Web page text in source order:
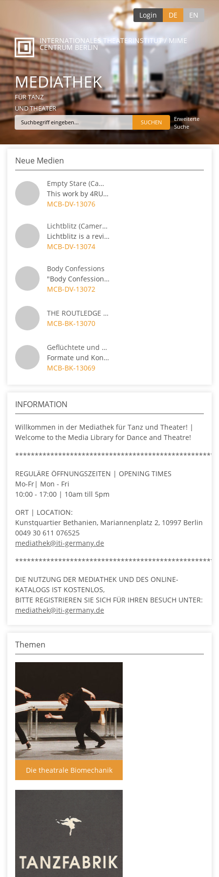
Login DE EN
INTERNATIONALES THEATERINSTITUT / MIME
CENTRUM BERLIN
MEDIATHEK
FÜR TANZ
UND THEATER
Erweiterte
Suche
Neue Medien
Empty Stare (Camera 2)
This work by 4RUDE premiered in July 2023 at...
MCB-DV-13076
Lichtblitz (Camera 2)
Lichtblitz is a revival of the work first pr...
MCB-DV-13074
Body Confessions
"Body Confessions" is a solo dance piece by ...
MCB-DV-13072
THE ROUTLEDGE COMPANION TO VSEVOLOD MEYERHOLD
MCB-BK-13070
Geflüchtete und kulturelle Bildung
Formate und Konzepte für ein neues Praxisfeld
MCB-BK-13069
INFORMATION
Willkommen in der Mediathek für Tanz und Theater! |
Welcome to the Media Library for Dance and Theatre!
REGULÄRE ÖFFNUNGSZEITEN | OPENING TIMES
Mo-Fr| Mon - Fri
10:00 - 17:00 | 10am till 5pm
ORT | LOCATION:
Kunstquartier Bethanien, Mariannenplatz 2, 10997 Berlin
0049 30 611 076525
mediathek@iti-germany.de
DIE NUTZUNG DER MEDIATHEK UND DES ONLINE-
KATALOGS IST KOSTENLOS,
BITTE REGISTRIEREN SIE SICH FÜR IHREN BESUCH UNTER:
mediathek@iti-germany.de
PLEASE REGISTER BEFORE VISITING US:
MEDIENÜBERGABE// HANDOVER OF MEDIA
Fehlt etwas in der Mediathek? Habt ihr eigene Medien,
die ihr übergeben wollt. Schreibt uns gern!
Something is missing? Do you want to handover media of
your productions. Please write to us!
mediathek@iti-germany.de
https://www.iti-
germany.de/de/projekte/projektuebersicht/mediathek-
fuer-tanz-und-theater/
Themen
Die theatrale Biomechanik